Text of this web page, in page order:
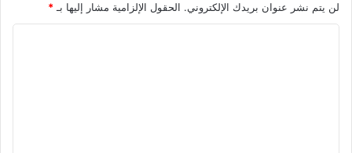
لن يتم نشر عنوان بريدك الإلكتروني. الحقول الإلزامية مشار إليها بـ*